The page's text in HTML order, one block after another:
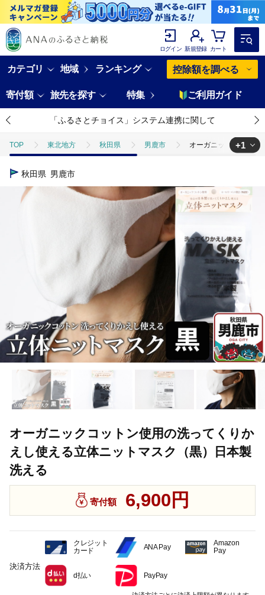
ログイン 新規登録 カート
カテゴリ 地域 ランキング 控除額を調べる
寄付額 旅先を探す 特集 ご利用ガイド
「ふるさとチョイス」システム連携に関して
TOP 東北地方 秋田県 男鹿市 オーガニックコットン
TOP
+1
秋田県 男鹿市
オーガニックコットン使用の洗ってくりか
えし使える立体ニットマスク（黒）日本製
洗える
寄付額 6,900円
決済方法
クレジット
カード
ANA Pay
Amazon
Pay
d払い PayPay